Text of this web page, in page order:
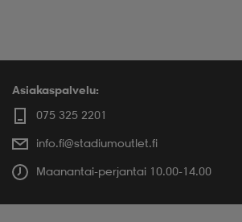
Asiakaspalvelu:
075 325 2201
info.fi@stadiumoutlet.fi
Maanantai-perjantai 10.00-14.00